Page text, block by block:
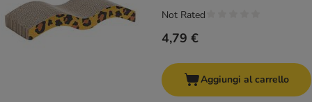
4,79 €
Not Rated
Aggiungi al carrello